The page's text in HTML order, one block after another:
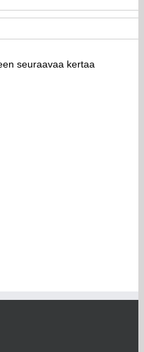
seuraavaa kertaa